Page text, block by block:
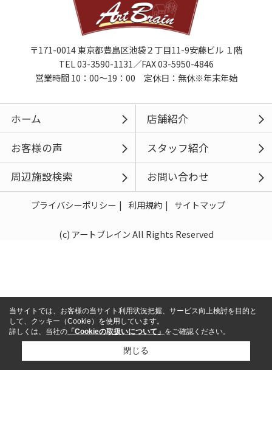
〒171-0014 東京都豊島区池袋２丁目11-9安藤ビル １階
TEL 03-3590-1131／FAX 03-5950-4846
営業時間 10：00～19：00 定休日：無休※年末年始
ホーム
店舗紹介
お客様の声
スタッフ紹介
周辺施設検索
お問い合わせ
プライバシーポリシー 利用規約 サイトマップ
(c) アートブレイン All Rights Reserved
当サイトでは、お客様の当サイト利用状況把握、サービス向上検討を目的と
して、クッキー（Cookie）を使用しています。
詳しくは、当社の 「Cookieの取扱いについて」 をご確認ください。
閉じる